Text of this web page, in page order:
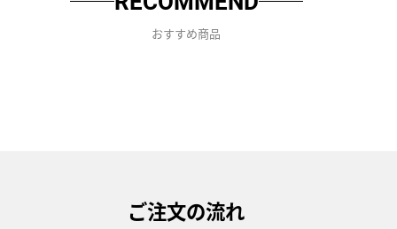
おすすめ商品
ご注文の流れ